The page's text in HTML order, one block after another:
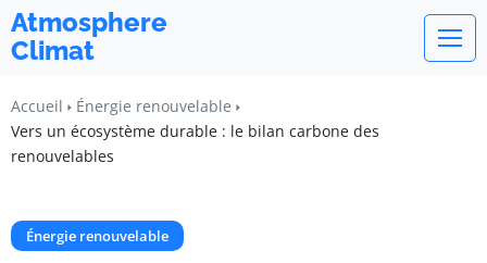
Atmosphere
Climat
Accueil
Énergie renouvelable
Vers un écosystème durable : le bilan carbone des
renouvelables
Énergie renouvelable